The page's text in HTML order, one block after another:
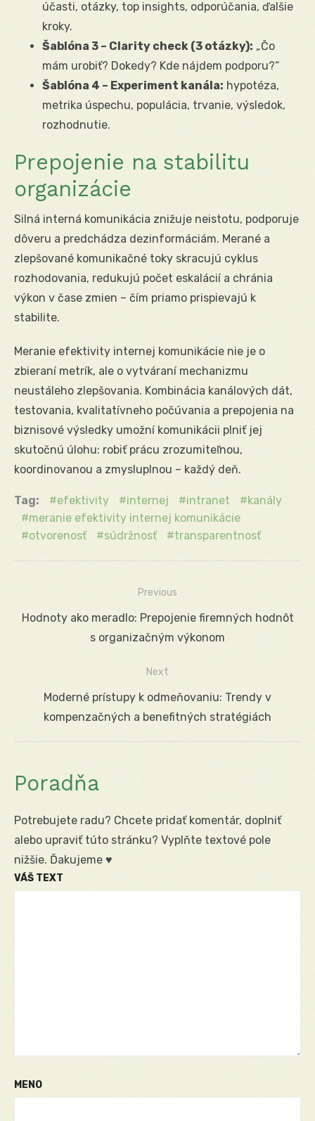
účasti, otázky, top insights, odporúčania, ďalšie
kroky.
Šablóna 3 – Clarity check (3 otázky): „Čo
mám urobiť? Dokedy? Kde nájdem podporu?“
Šablóna 4 – Experiment kanála: hypotéza,
metrika úspechu, populácia, trvanie, výsledok,
rozhodnutie.
Prepojenie na stabilitu
organizácie
Silná interná komunikácia znižuje neistotu, podporuje
dôveru a predchádza dezinformáciám. Merané a
zlepšované komunikačné toky skracujú cyklus
rozhodovania, redukujú počet eskalácií a chránia
výkon v čase zmien – čím priamo prispievajú k
stabilite.
Meranie efektivity internej komunikácie nie je o
zbieraní metrík, ale o vytváraní mechanizmu
neustáleho zlepšovania. Kombinácia kanálových dát,
testovania, kvalitatívneho počúvania a prepojenia na
biznisové výsledky umožní komunikácii plniť jej
skutočnú úlohu: robiť prácu zrozumiteľnou,
koordinovanou a zmysluplnou – každý deň.
Tag: efektivity internej intranet
kanály
meranie efektivity internej komunikácie
otvorenosť
súdržnosť transparentnosť
Navigácia
Previous
Previous
Hodnoty ako meradlo: Prepojenie firemných hodnôt
s organizačným výkonom
Next
Next
post:
Moderné prístupy k odmeňovaniu: Trendy v
kompenzačných a benefitných stratégiách
Poradňa
Potrebujete radu? Chcete pridať komentár, doplniť
alebo upraviť túto stránku? Vyplňte textové pole
nižšie. Ďakujeme ♥
VÁŠ TEXT
MENO